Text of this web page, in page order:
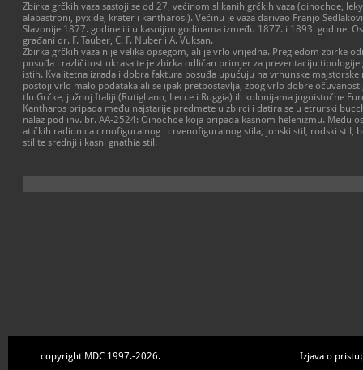
Zbirka grčkih vaza sastoji se od 27, većinom slikanih grčkih vaza (oinochoe,
alabastroni, pyxide, krater i kantharosi). Većinu je vaza darivao Franjo
Slavonije 1877. godine ili u kasnijim godinama između 1877. i 1893. godine.
građani dr. F. Tauber, C. F. Nuber i A. Vuksan.
Zbirka grčkih vaza nije velika opsegom, ali je vrlo vrijedna. Pregledom zbirke
posuđa i različitost ukrasa te je zbirka odličan primjer za prezentaciju
istih. Kvalitetna izrada i dobra faktura posuđa upućuju na vrhunske
postoji vrlo malo podataka ali se ipak pretpostavlja, zbog vrlo dobre
tlu Grčke, južnoj Italiji (Rutigliano, Lecce i Ruggia) ili kolonijama jugoistočne
Kantharos pripada među najstarije predmete u zbirci i datira se u etrurski
nalaz pod inv. br. AA-2524: Oinochoe koja pripada kasnom helenizmu. Među
atičkih radionica crnofiguralnog i crvenofiguralnog stila, jonski stil, rodski stil,
stil te srednji i kasni gnathia stil.
copyright MDC 1997.-2026. Izjava o